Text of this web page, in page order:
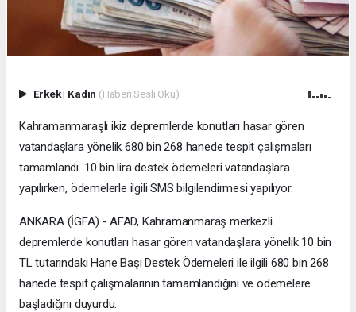
Erkek| Kadın (Haberi Sesli Oku)
Kahramanmaraşlı ikiz depremlerde konutları hasar gören
vatandaşlara yönelik 680 bin 268 hanede tespit çalışmaları
tamamlandı. 10 bin lira destek ödemeleri vatandaşlara
yapılırken, ödemelerle ilgili SMS bilgilendirmesi yapılıyor.
ANKARA (İGFA) - AFAD, Kahramanmaraş merkezli
depremlerde konutları hasar gören vatandaşlara yönelik 10 bin
TL tutarındaki Hane Başı Destek Ödemeleri ile ilgili 680 bin 268
hanede tespit çalışmalarının tamamlandığını ve ödemelere
başladığını duyurdu.